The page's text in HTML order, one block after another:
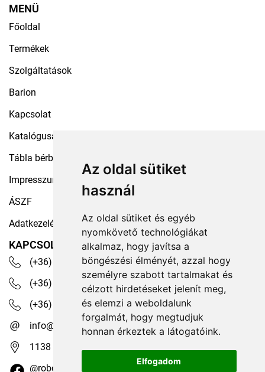
Az oldal sütiket
használ
Az oldal sütiket és egyéb
nyomkövető technológiákat
alkalmaz, hogy javítsa a
böngészési élményét, azzal hogy
személyre szabott tartalmakat és
célzott hirdetéseket jelenít meg,
és elemzi a weboldalunk
forgalmát, hogy megtudjuk
honnan érkeztek a látogatóink.
Elfogadom
MENÜ
Főoldal
Termékek
Szolgáltatások
Barion
Kapcsolat
Katalógusaink
Tábla bérbeadás
Impresszum
ÁSZF
Adatkezelési tájékoztató
KAPCSOLAT
(+36) 30 535 4503
(+36) 1 329 7472
(+36) 1 350 1236
info@robotex.hu
1138 Budapest, Tomori köz 13.
@robotexhungary